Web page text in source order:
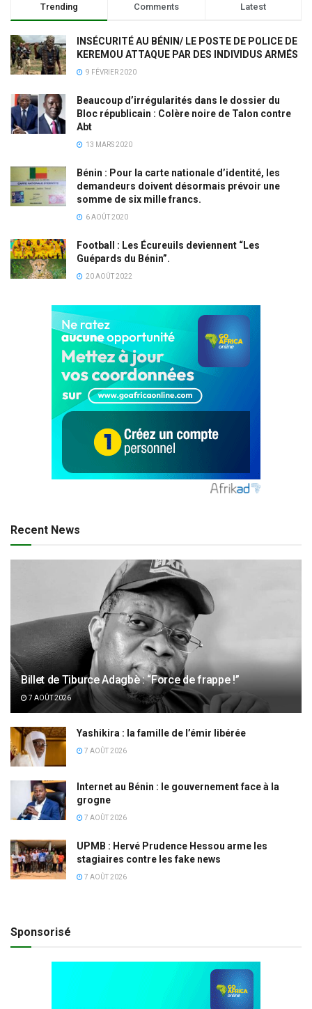
Trending Comments Latest
INSÉCURITÉ AU BÉNIN/ LE POSTE DE POLICE DE
KEREMOU ATTAQUE PAR DES INDIVIDUS ARMÉS
9 FÉVRIER 2020
Beaucoup d’irrégularités dans le dossier du
Bloc républicain : Colère noire de Talon contre
Abt
13 MARS 2020
Bénin : Pour la carte nationale d’identité, les
demandeurs doivent désormais prévoir une
somme de six mille francs.
6 AOÛT 2020
Football : Les Écureuils deviennent “Les
Guépards du Bénin”.
20 AOÛT 2022
Recent News
Billet de Tiburce Adagbè : “Force de frappe !”
7 AOÛT 2026
Yashikira : la famille de l’émir libérée
7 AOÛT 2026
Internet au Bénin : le gouvernement face à la
grogne
7 AOÛT 2026
UPMB : Hervé Prudence Hessou arme les
stagiaires contre les fake news
7 AOÛT 2026
Sponsorisé